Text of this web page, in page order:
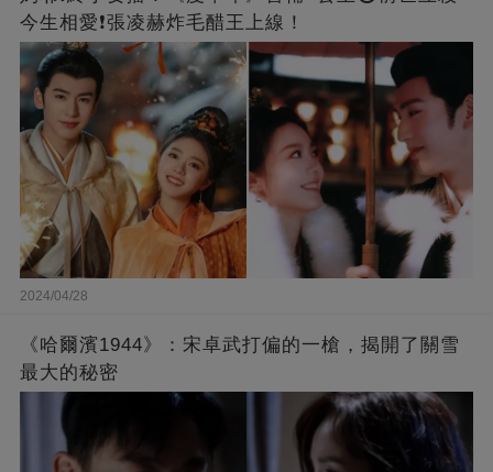
今生相愛❗張凌赫炸毛醋王上線！
2024/04/28
《哈爾濱1944》：宋卓武打偏的一槍，揭開了關雪
最大的秘密